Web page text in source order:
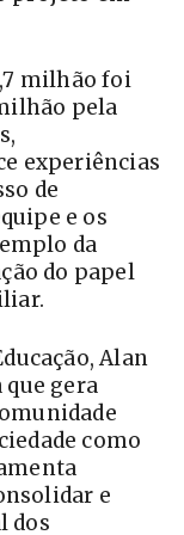
milhão foi
pela
experiências
de
e os
da
do papel
Alan
gera
como
e
dos